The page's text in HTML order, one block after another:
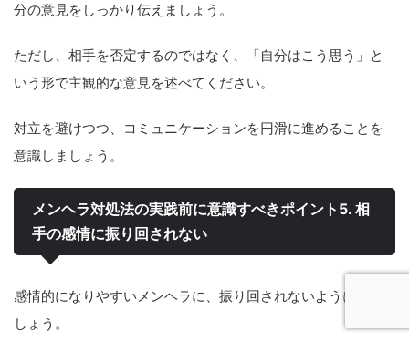
分の意見をしっかり伝えましょう。
ただし、相手を否定するのではなく、「自分はこう思う」と
いう形で主観的な意見を述べてください。
対立を避けつつ、コミュニケーションを円滑に進めることを
意識しましょう。
メンヘラ対処法の実践前に意識すべきポイント5. 相
手の感情に振り回されない
感情的になりやすいメンヘラに、振り回されないようにしま
しょう。